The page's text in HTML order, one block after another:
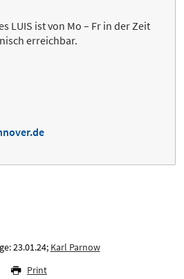
LUIS ist von Mo – Fr in der Zeit
erreichbar.
23.01.24; Karl Parnow
Print